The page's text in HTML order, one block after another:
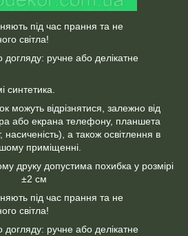
під час прання та не
світла!
догляду: ручне або делікатне
синтетика.
можуть відрізнятися, залежно від
або екрана телефону, планшета
насиченість), а також освітлення в
приміщенні.
друку допустима похибка у розмірі
±2 см
під час прання та не
світла!
догляду: ручне або делікатне